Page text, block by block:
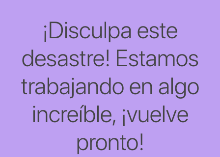
¡Disculpa este
desastre! Estamos
trabajando en algo
increíble, ¡vuelve
pronto!